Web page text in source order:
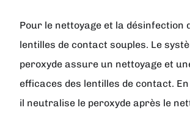
Pour le nettoyage et la désinfection
lentilles de contact souples. Le
peroxyde assure un nettoyage et
efficaces des lentilles de contact.
il neutralise le peroxyde après le